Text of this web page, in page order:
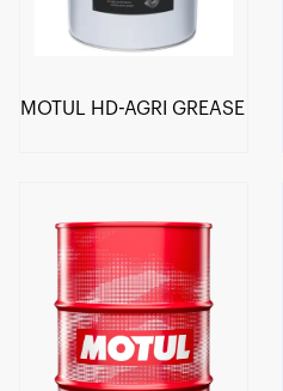
MOTUL HD-AGRI GREASE